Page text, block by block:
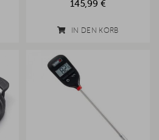
145,99 €
IN DEN KORB